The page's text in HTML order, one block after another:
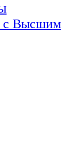
с Высшим